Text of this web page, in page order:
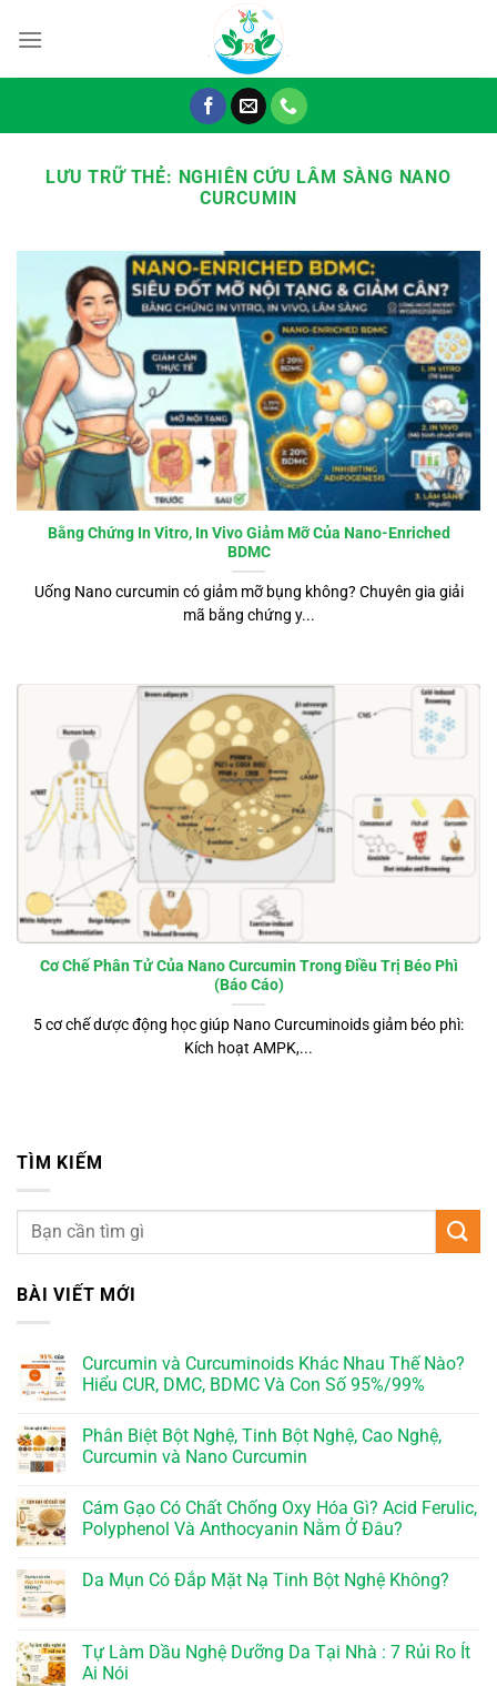
đến
LƯU TRỮ THẺ: NGHIÊN CỨU LÂM SÀNG NANO
CURCUMIN
Bằng Chứng In Vitro, In Vivo Giảm Mỡ Của Nano-Enriched
BDMC
Uống Nano curcumin có giảm mỡ bụng không? Chuyên gia giải
mã bằng chứng y...
Cơ Chế Phân Tử Của Nano Curcumin Trong Điều Trị Béo Phì
(Báo Cáo)
5 cơ chế dược động học giúp Nano Curcuminoids giảm béo phì:
Kích hoạt AMPK,...
TÌM KIẾM
BÀI VIẾT MỚI
Curcumin và Curcuminoids Khác Nhau Thế Nào?
Hiểu CUR, DMC, BDMC Và Con Số 95%/99%
Phân Biệt Bột Nghệ, Tinh Bột Nghệ, Cao Nghệ,
Curcumin và Nano Curcumin
Cám Gạo Có Chất Chống Oxy Hóa Gì? Acid Ferulic,
Polyphenol Và Anthocyanin Nằm Ở Đâu?
Da Mụn Có Đắp Mặt Nạ Tinh Bột Nghệ Không?
Tự Làm Dầu Nghệ Dưỡng Da Tại Nhà : 7 Rủi Ro Ít
Ai Nói